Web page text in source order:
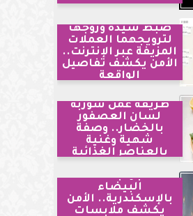
ضبط سيدة وزوجها
لترويجهما العملات
المزيفة عبر الإنترنت..
الأمن يكشف تفاصيل
الواقعة
طريقة عمل شوربة
لسان العصفور
بالخضار.. وصفة
شهية وغنية
بالعناصر الغذائية
مشاجرة بالأسلحة
البيضاء
بالإسكندرية.. الأمن
يكشف ملابسات